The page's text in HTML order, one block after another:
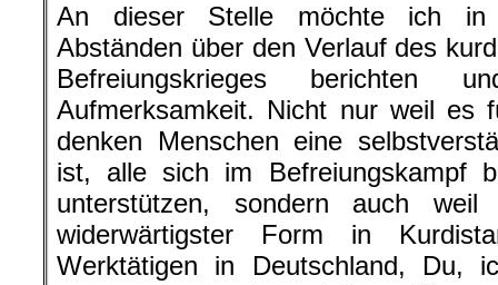
An dieser Stelle möchte ich in
Abständen über den Verlauf des
Befreiungskrieges
Aufmerksamkeit. Nicht nur weil es
denken Menschen eine
ist, alle sich im Befreiungskampf
unterstützen, sondern auch
widerwärtigster Form in
Werktätigen in Deutschland, Du,